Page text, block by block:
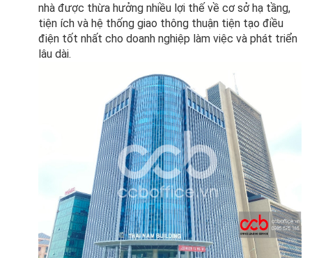
nhà được thừa hưởng nhiều lợi thế về cơ sở hạ tầng,
tiện ích và hệ thống giao thông thuận tiện tạo điều
điện tốt nhất cho doanh nghiệp làm việc và phát triển
lâu dài.